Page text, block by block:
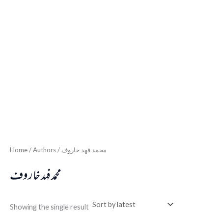
Home / Authors / محمد فهد خاروف
محمد فهد خاروف
Showing the single result